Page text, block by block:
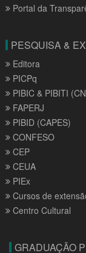
Portal da
PESQUISA &
Editora
PICPq
PIBIC & PIBITI
FAPERJ
PIBID (CAPES)
CONFESO
CEP
CEUA
PIEx
Cursos de
Centro Cultural
GRADUAÇÃO